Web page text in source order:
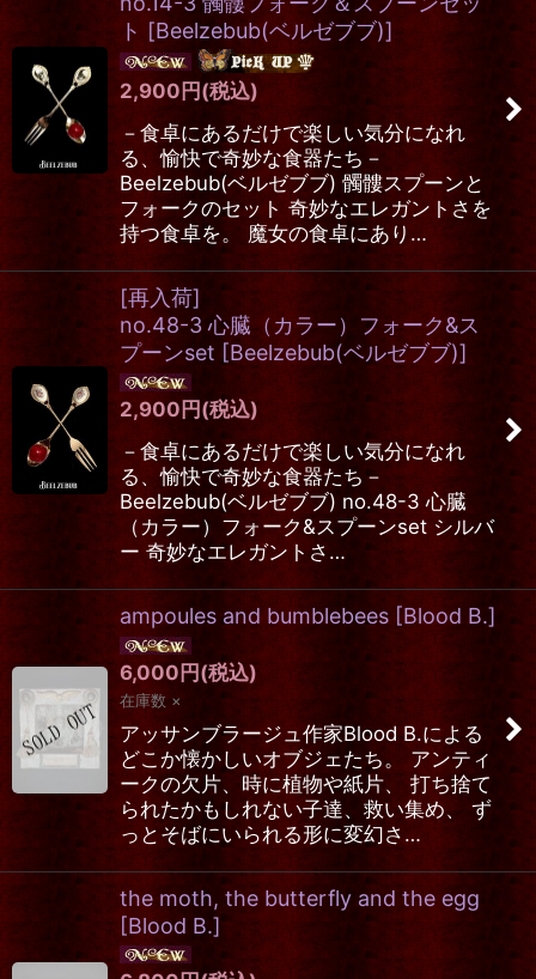
ト [Beelzebub(ベルゼブブ)]
2,900 円 (税込)
－食卓にあるだけで楽しい気分になれ
る、愉快で奇妙な食器たち－
Beelzebub(ベルゼブブ) 髑髏スプーンと
フォークのセット 奇妙なエレガントさを
持つ食卓を。 魔女の食卓にあり…
[再入荷]
no.48-3 心臓（カラー）フォーク&ス
プーンset [Beelzebub(ベルゼブブ)]
2,900円(税込)
－食卓にあるだけで楽しい気分になれ
る、愉快で奇妙な食器たち－
Beelzebub(ベルゼブブ) no.48-3 心臓
（カラー）フォーク&スプーンset シルバ
ー 奇妙なエレガントさ…
ampoules and bumblebees [Blood B.]
6,000円(税込)
在庫数 ×
アッサンブラージュ作家Blood B.による
どこか懐かしいオブジェたち。 アンティ
ークの欠片、時に植物や紙片、 打ち捨て
られたかもしれない子達、救い集め、 ず
っとそばにいられる形に変幻さ…
the moth, the butterfly and the egg
[Blood B.]